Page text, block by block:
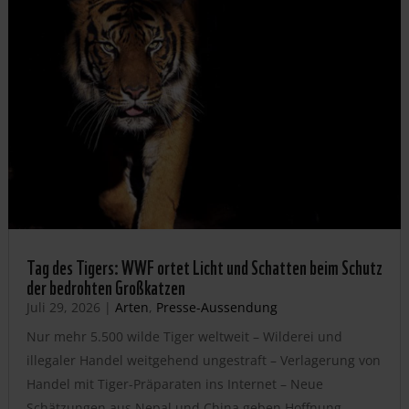
Tag des Tigers: WWF ortet Licht und Schatten beim Schutz
der bedrohten Großkatzen
Juli 29, 2026 | Arten, Presse-Aussendung
Nur mehr 5.500 wilde Tiger weltweit – Wilderei und
illegaler Handel weitgehend ungestraft – Verlagerung von
Handel mit Tiger-Präparaten ins Internet – Neue